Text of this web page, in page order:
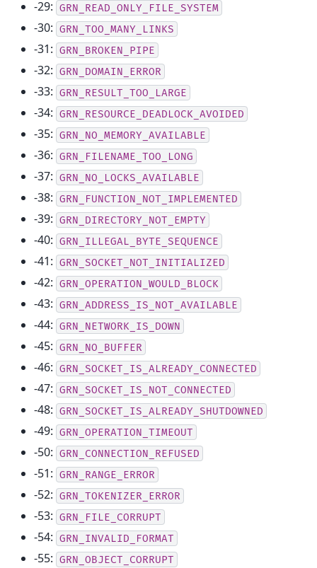
-29: GRN_READ_ONLY_FILE_SYSTEM
-30: GRN_TOO_MANY_LINKS
-31: GRN_BROKEN_PIPE
-32: GRN_DOMAIN_ERROR
-33: GRN_RESULT_TOO_LARGE
-34: GRN_RESOURCE_DEADLOCK_AVOIDED
-35: GRN_NO_MEMORY_AVAILABLE
-36: GRN_FILENAME_TOO_LONG
-37: GRN_NO_LOCKS_AVAILABLE
-38: GRN_FUNCTION_NOT_IMPLEMENTED
-39: GRN_DIRECTORY_NOT_EMPTY
-40: GRN_ILLEGAL_BYTE_SEQUENCE
-41: GRN_SOCKET_NOT_INITIALIZED
-42: GRN_OPERATION_WOULD_BLOCK
-43: GRN_ADDRESS_IS_NOT_AVAILABLE
-44: GRN_NETWORK_IS_DOWN
-45: GRN_NO_BUFFER
-46: GRN_SOCKET_IS_ALREADY_CONNECTED
-47: GRN_SOCKET_IS_NOT_CONNECTED
-48: GRN_SOCKET_IS_ALREADY_SHUTDOWNED
-49: GRN_OPERATION_TIMEOUT
-50: GRN_CONNECTION_REFUSED
-51: GRN_RANGE_ERROR
-52: GRN_TOKENIZER_ERROR
-53: GRN_FILE_CORRUPT
-54: GRN_INVALID_FORMAT
-55: GRN_OBJECT_CORRUPT